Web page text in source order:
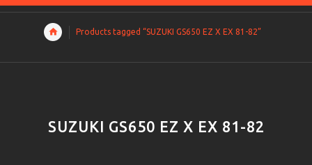
Products tagged “SUZUKI GS650 EZ X EX 81-82”
SUZUKI GS650 EZ X EX 81-82